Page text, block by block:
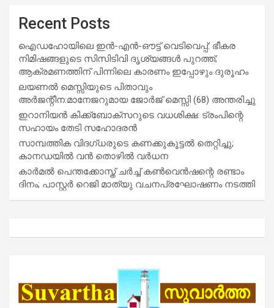
Recent Posts
ഐഡഹോയിലെ ഇൻ-എൻ-ഔട്ട് വെടിവെപ്പ്: ഭീകര
നിമിഷങ്ങളുടെ സിസിടിവി ദൃശ്യങ്ങൾ പുറത്ത്;
ആക്രമണത്തിന് പിന്നിലെ കാരണം ഇപ്പോഴും ദുരൂഹം
ലയണൽ മെസ്സിയുടെ പിതാവും
അർജന്റീന:മാനേജറുമായ ജോർജ് മെസ്സി (68) അന്തരിച്ചു
ഇറാനിയൻ കിക്ക്ബോക്സറുടെ വധശിക്ഷ: ട്രംപിന്റെ
സഹായം തേടി സഹോദരൻ
സാമ്പത്തിക വിദഗ്ധരുടെ കണക്കുകൂട്ടൽ തെറ്റിച്ചു;
കാനഡയിൽ വൻ തൊഴിൽ വർധന
കാർമൽ പെന്തക്കോസ്ത് ചർച്ച് കൺവെൻഷന്റെ രണ്ടാം
ദിനം; പാസ്റ്റർ റെജി മാത്യു വചനപ്രഘോഷണം നടത്തി